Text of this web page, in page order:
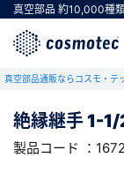
真空部品 約10,000種
真空部品通販ならコスモ・テ
絶縁継手 1-
製品コード ：
下記製品の
絶縁継手 1-
会